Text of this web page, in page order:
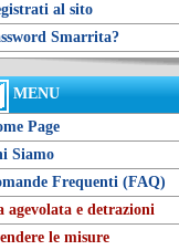
al sito
Smarrita?
MENU
Page
Siamo
Frequenti (FAQ)
agevolata e detrazioni
le misure